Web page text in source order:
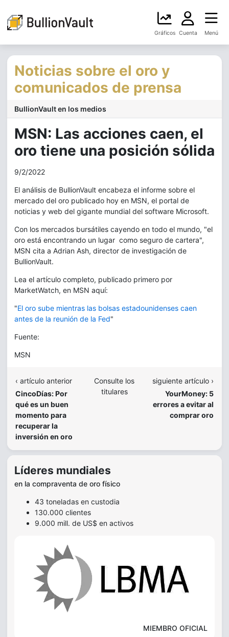
Gráficos Cuenta Menú
Noticias sobre el oro y
comunicados de prensa
BullionVault en los medios
MSN: Las acciones caen, el
oro tiene una posición sólida
9/2/2022
El análisis de BullionVault encabeza el informe sobre el
mercado del oro publicado hoy en MSN, el portal de
noticias y web del gigante mundial del software Microsoft.
Con los mercados bursátiles cayendo en todo el mundo, "el
oro está encontrando un lugar como seguro de cartera",
MSN cita a Adrian Ash, director de investigación de
BullionVault.
Lea el artículo completo, publicado primero por
MarketWatch, en MSN aquí:
"El oro sube mientras las bolsas estadounidenses caen
antes de la reunión de la Fed"
Fuente:
MSN
‹ artículo anterior
CincoDías: Por
qué es un buen
momento para
recuperar la
inversión en oro
Consulte los
titulares
siguiente artículo ›
YourMoney: 5
errores a evitar al
comprar oro
Líderes mundiales
en la compraventa de oro físico
43 toneladas en custodia
130.000 clientes
9.000 mill. de US$ en activos
MIEMBRO OFICIAL